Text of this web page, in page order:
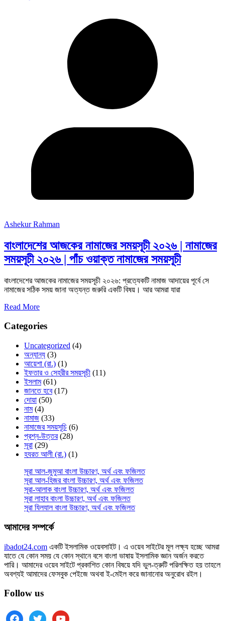
Ashekur Rahman
বাংলাদেশের আজকের নামাজের সময়সূচী ২০২৬ | নামাজের
সময়সূচী ২০২৬ | পাঁচ ওয়াক্ত নামাজের সময়সূচী
বাংলাদেশের আজকের নামাজের সময়সূচী ২০২৬: প্রত্যেকটি নামাজ আদায়ের পূর্বে সে
নামাজের সঠিক সময় জানা অত্যন্ত জরুরি একটি বিষয়। আর আমরা যারা
Read More
Categories
Uncategorized (4)
অন্যান্য (3)
আয়েশা (রা.) (1)
ইফতার ও সেহরীর সময়সূচী (11)
ইসলাম(61)
জানতে হবে(17)
দোয়া (50)
নাম(4)
নামাজ (33)
নামাজের সময়সূচি (6)
প্রশ্ন-উত্তর(28)
সূরা (29)
হযরত আলী (রা.) (1)
সূরা আল-জুমুআ বাংলা উচ্চারণ, অর্থ এবং ফজিলত
সূরা আল-হিজর বাংলা উচ্চারণ, অর্থ এবং ফজিলত
সূরা-আলাক বাংলা উচ্চারণ, অর্থ এবং ফজিলত
সূরা লাহাব‌‌‌ বাংলা উচ্চারণ, অর্থ এবং ফজিলত
সূরা যিলযাল বাংলা উচ্চারণ, অর্থ এবং ফজিলত
আমাদের সম্পর্কে
ibadot24.com একটি ইসলামিক ওয়েবসাইট। এ ওয়েব সাইটের মূল লক্ষ্য হচ্ছে আমরা
যাতে যে কোন সময় যে কোন স্থানে বসে বাংলা ভাষায় ইসলামিক জ্ঞান অর্জন করতে
পারি। আমাদের ওয়েব সাইটে প্রকাশিত কোন বিষয়ে যদি ভুল-ত্রুটি পরিলক্ষিত হয় তাহলে
অবশ্যই আমাদের ফেসবুক পেইজে অথবা ই-মেইল করে জানানোর অনুরোধ রইল।
Follow us
facebooktwitter youtube